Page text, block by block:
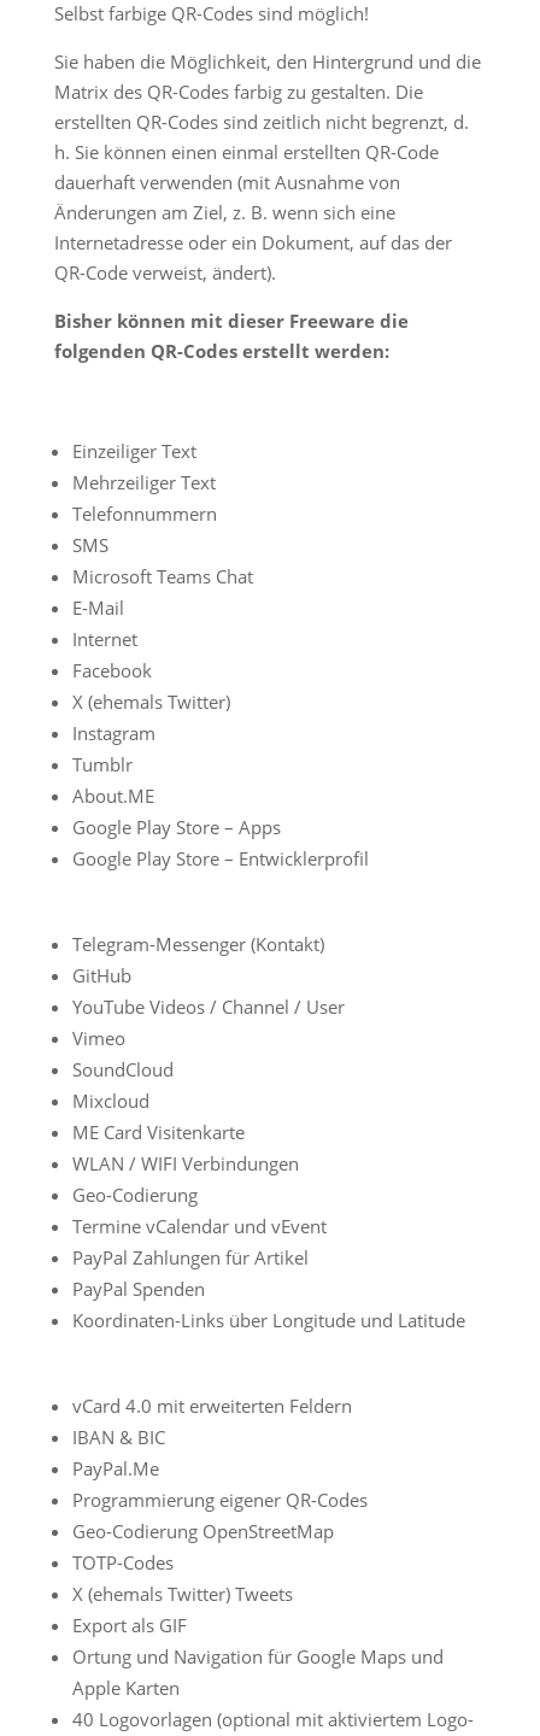
Selbst farbige QR-Codes sind möglich!
Sie haben die Möglichkeit, den Hintergrund und die
Matrix des QR-Codes farbig zu gestalten. Die
erstellten QR-Codes sind zeitlich nicht begrenzt, d.
h. Sie können einen einmal erstellten QR-Code
dauerhaft verwenden (mit Ausnahme von
Änderungen am Ziel, z. B. wenn sich eine
Internetadresse oder ein Dokument, auf das der
QR-Code verweist, ändert).
Bisher können mit dieser Freeware die
folgenden QR-Codes erstellt werden:
Einzeiliger Text
Mehrzeiliger Text
Telefonnummern
SMS
Microsoft Teams Chat
E-Mail
Internet
Facebook
X (ehemals Twitter)
Instagram
Tumblr
About.ME
Google Play Store – Apps
Google Play Store – Entwicklerprofil
Telegram-Messenger (Kontakt)
GitHub
YouTube Videos / Channel / User
Vimeo
SoundCloud
Mixcloud
ME Card Visitenkarte
WLAN / WIFI Verbindungen
Geo-Codierung
Termine vCalendar und vEvent
PayPal Zahlungen für Artikel
PayPal Spenden
Koordinaten-Links über Longitude und Latitude
vCard 4.0 mit erweiterten Feldern
IBAN & BIC
PayPal.Me
Programmierung eigener QR-Codes
Geo-Codierung OpenStreetMap
TOTP-Codes
X (ehemals Twitter) Tweets
Export als GIF
Ortung und Navigation für Google Maps und
Apple Karten
40 Logovorlagen (optional mit aktiviertem Logo-